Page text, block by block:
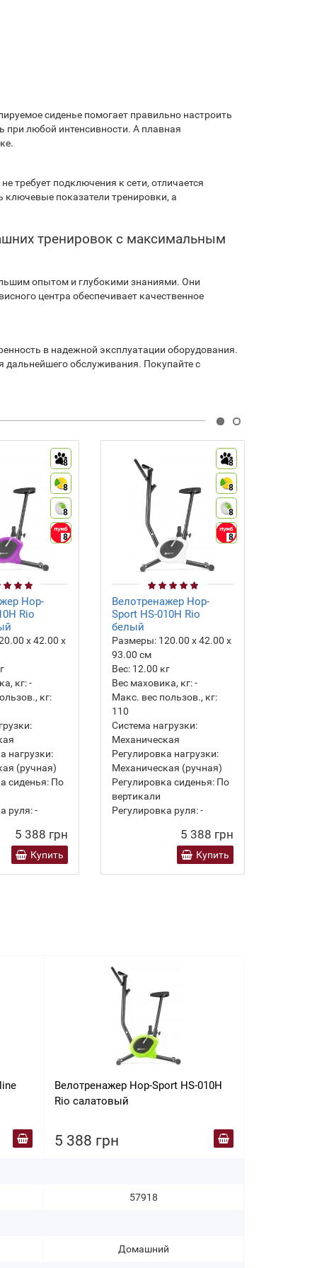
сиденье помогает правильно настроить
при любой интенсивности. А плавная
требует подключения к сети, отличается
показатели тренировки, а
тренировок с максимальным
опытом и глубокими знаниями. Они
центра обеспечивает качественное
в надежной эксплуатации оборудования.
дальнейшего обслуживания. Покупайте с
8
8
8
8
Hop-
Rio
х 42.00 х
кг:-
кг:
нагрузки:
(ручная)
сиденья: По
руля:-
5 388 грн
Купить
8
8
8
8
Велотренажер Hop-
Sport HS-010H Rio
белый
Размеры: 120.00 х 42.00 х
93.00 см
Вес: 12.00 кг
Вес маховика, кг:-
Макс. вес пользов., кг:
110
Система нагрузки:
Механическая
Регулировка нагрузки:
Механическая (ручная)
Регулировка сиденья: По
вертикали
Регулировка руля:-
5 388 грн
Купить
Велотренажер Hop-Sport HS-010H
Rio салатовый
5 388 грн
57918
Домашний